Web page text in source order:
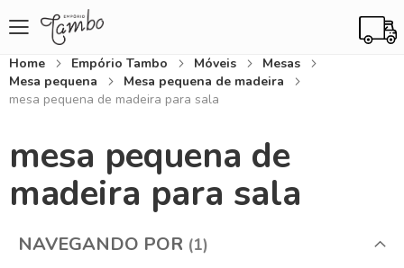
Home Empório Tambo Móveis
Mesas
Mesa pequena
Mesa pequena de madeira
mesa pequena de madeira para sala
mesa pequena de
madeira para sala
NAVEGANDO POR